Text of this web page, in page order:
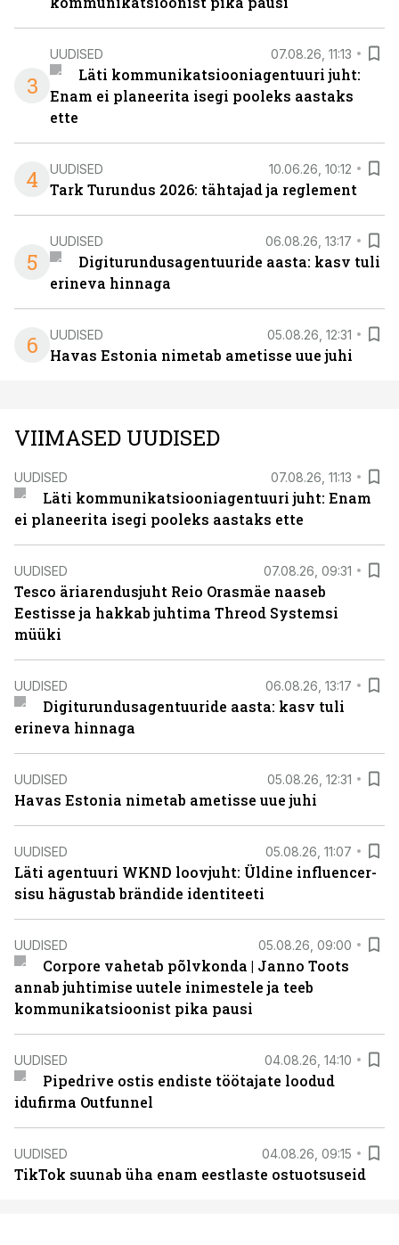
3
UUDISED 07.08.26, 11:13
Läti kommunikatsiooniagentuuri juht:
Enam ei planeerita isegi pooleks aastaks
ette
4 UUDISED 10.06.26, 10:12
Tark Turundus 2026: tähtajad ja reglement
5
UUDISED 06.08.26, 13:17
Digiturundusagentuuride aasta: kasv tuli
erineva hinnaga
6 UUDISED 05.08.26, 12:31
Havas Estonia nimetab ametisse uue juhi
VIIMASED UUDISED
UUDISED 07.08.26, 11:13
Läti kommunikatsiooniagentuuri juht: Enam
ei planeerita isegi pooleks aastaks ette
UUDISED 07.08.26, 09:31
Tesco äriarendusjuht Reio Orasmäe naaseb
Eestisse ja hakkab juhtima Threod Systemsi
müüki
UUDISED 06.08.26, 13:17
Digiturundusagentuuride aasta: kasv tuli
erineva hinnaga
UUDISED 05.08.26, 12:31
Havas Estonia nimetab ametisse uue juhi
UUDISED 05.08.26, 11:07
Läti agentuuri WKND loovjuht: Üldine influencer-
sisu hägustab brändide identiteeti
UUDISED 05.08.26, 09:00
Corpore vahetab põlvkonda | Janno Toots
annab juhtimise uutele inimestele ja teeb
kommunikatsioonist pika pausi
UUDISED 04.08.26, 14:10
Pipedrive ostis endiste töötajate loodud
idufirma Outfunnel
UUDISED 04.08.26, 09:15
TikTok suunab üha enam eestlaste ostuotsuseid